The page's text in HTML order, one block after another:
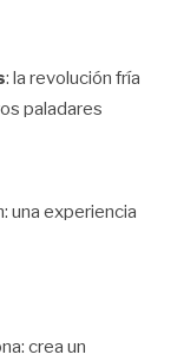
: la revolución fría
paladares
una experiencia
crea un